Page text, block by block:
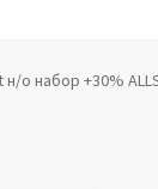
данных
о набор +30%